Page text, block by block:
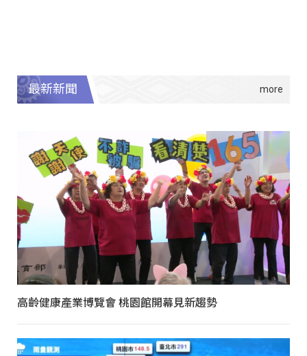
最新新聞
高齡健康產業博覽會 桃園館開幕見新趨勢